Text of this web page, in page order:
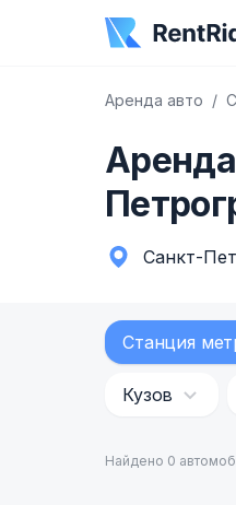
Аренда авто
Санкт-
Станция
Кузов
Найдено 0